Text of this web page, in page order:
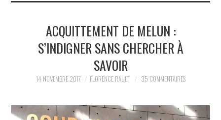
BRÈVES
HISTOIRE
ACQUITTEMENT DE MELUN :
S’INDIGNER SANS CHERCHER À
SAVOIR
14 NOVEMBRE 2017 FLORENCE RAULT 35 COMMENTAIRES